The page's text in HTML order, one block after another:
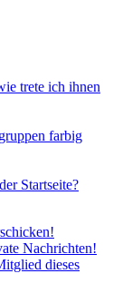
trete ich ihnen
farbig
Startseite?
Nachrichten!
dieses